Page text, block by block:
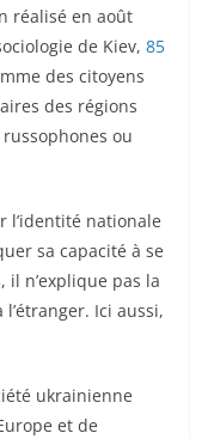
réalisé en août
de Kiev, 85
des citoyens
des régions
ou
l’identité nationale
sa capacité à se
n’explique pas la
Ici aussi,
ukrainienne
et de